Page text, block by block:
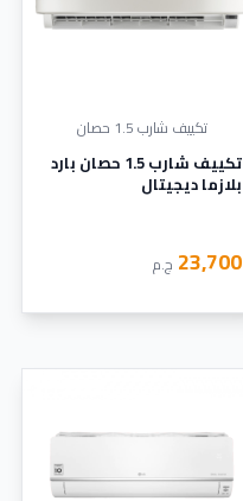
تكييف شارب 1.5 حصان
تكييف شارب 1.5 حصان بارد
بلازما ديجيتال
23,700 ج.م